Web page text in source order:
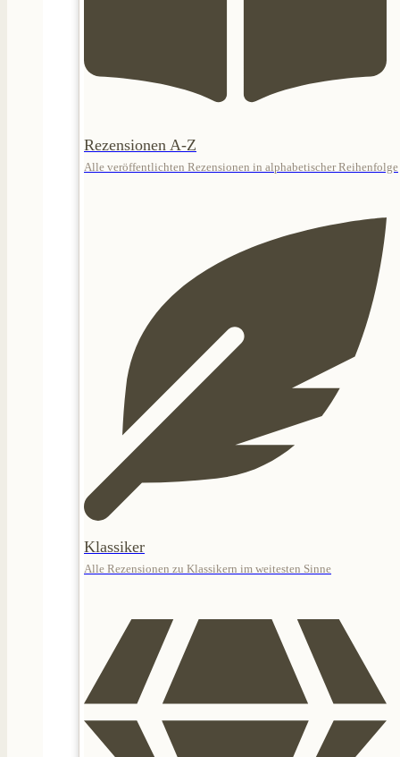
Rezensionen A-Z
Alle veröffentlichten Rezensionen in alphabetischer Reihenfolge
Klassiker
Alle Rezensionen zu Klassikern im weitesten Sinne